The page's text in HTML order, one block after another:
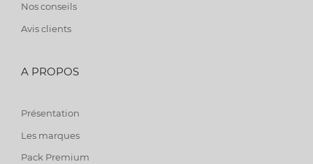
Nos conseils
Avis clients
A PROPOS
Présentation
Les marques
Pack Premium